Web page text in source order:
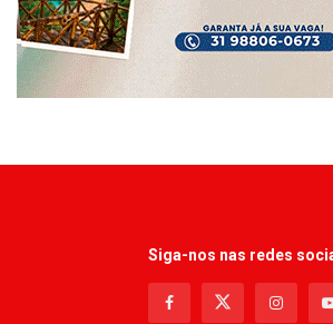
Siga-nos nas redes